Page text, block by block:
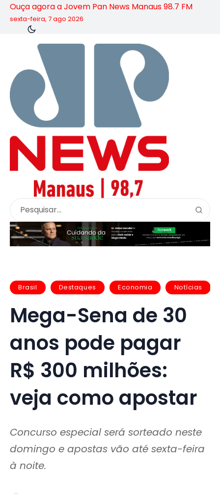
Ouça agora a Jovem Pan News Manaus 98.7 FM
sexta-feira, 7 ago 2026
Brasil Destaques Economia Notícias
Mega-Sena de 30
anos pode pagar
R$ 300 milhões:
veja como apostar
Concurso especial será sorteado neste
domingo e apostas vão até sexta-feira
à noite.